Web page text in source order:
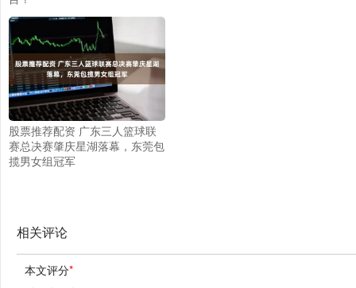
股票推荐配资 广东三人篮球联
赛总决赛肇庆星湖落幕，东莞包
揽男女组冠军
相关评论
本文评分*